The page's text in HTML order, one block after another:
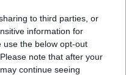
to third parties, or
information for
use the below opt-out
note that after your
continue seeing
nie
jako istotną
również światło
pozdrawia go w